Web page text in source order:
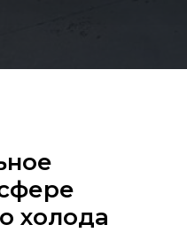
холода